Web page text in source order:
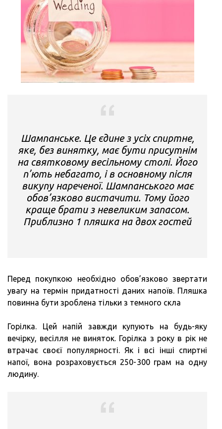
Шампанське. Це єдине з усіх спиртне,
яке, без винятку, має бути присутнім
на святковому весільному столі. Його
п’ють небагато, і в основному після
викупу нареченої. Шампанського має
обов’язково вистачити. Тому його
краще брати з невеликим запасом.
Приблизно 1 пляшка на двох гостей
Перед покупкою необхідно обов’язково звертати
увагу на термін придатності даних напоїв. Пляшка
повинна бути зроблена тільки з темного скла
Горілка. Цей напій завжди купують на будь-яку
вечірку, весілля не виняток. Горілка з року в рік не
втрачає своєї популярності. Як і всі інші спиртні
напої, вона розраховується 250-300 грам на одну
людину.